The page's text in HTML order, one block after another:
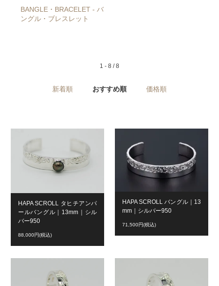
BANGLE・BRACELET - バ
ングル・ブレスレット
1 - 8 / 8
新着順 おすすめ順 価格順
HAPA SCROLL タヒチアンパ
ールバングル｜13mm｜シル
バー950
88,000円(税込)
HAPA SCROLL バングル｜13
mm｜シルバー950
71,500円(税込)